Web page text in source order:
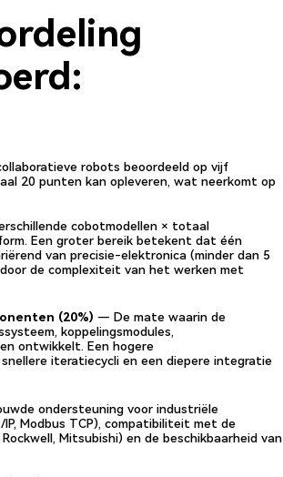
robots beoordeeld op vijf
20 punten kan opleveren, wat neerkomt op
cobotmodellen × totaal
Een groter bereik betekent dat één
van precisie-elektronica (minder dan 5
de complexiteit van het werken met
(20%) — De mate waarin de
koppelingsmodules,
ontwikkelt. Een hogere
iteratiecycli en een diepere integratie
ondersteuning voor industriële
Modbus TCP), compatibiliteit met de
Mitsubishi) en de beschikbaarheid van